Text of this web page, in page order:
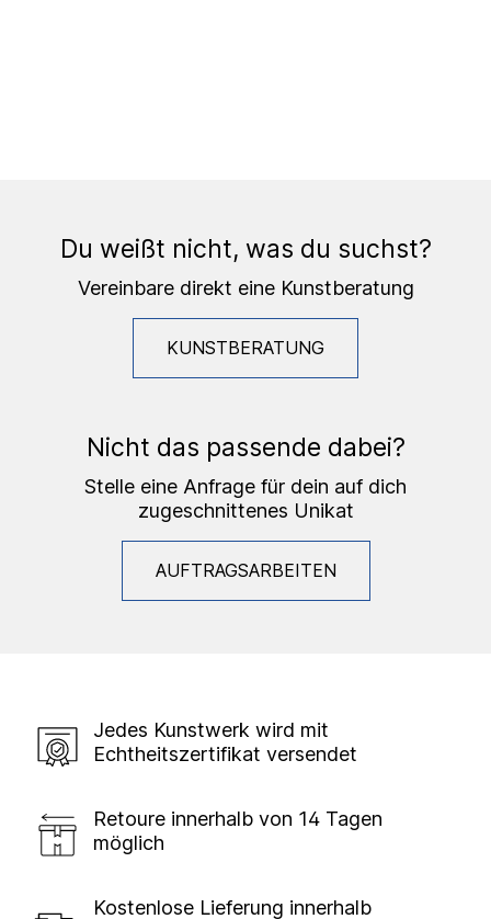
Du weißt nicht, was du suchst?
Vereinbare direkt eine Kunstberatung
KUNSTBERATUNG
Nicht das passende dabei?
Stelle eine Anfrage für dein auf dich
zugeschnittenes Unikat
AUFTRAGSARBEITEN
Jedes Kunstwerk wird mit
Echtheitszertifikat versendet
Retoure innerhalb von 14 Tagen
möglich
Kostenlose Lieferung innerhalb